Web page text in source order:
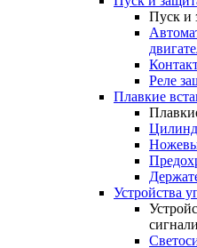
Пуск и
Реле
Плавкие
Устройства